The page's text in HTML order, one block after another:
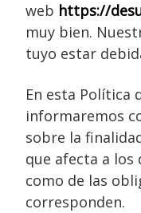
web https://
muy bien.
tuyo estar
En esta Política
informaremos
sobre la
que afecta a los
como de las
corresponden.